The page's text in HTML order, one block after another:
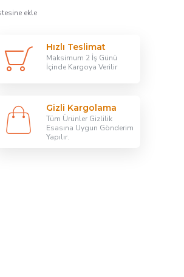
ekle
Hızlı Teslimat
Maksimum 2 İş Günü
İçinde Kargoya Verilir
Gizli Kargolama
Tüm Ürünler Gizlilik
Esasına Uygun Gönderim
Yapılır.